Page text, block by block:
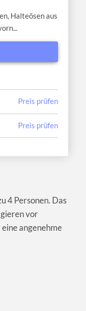
Halteösen aus
Preis prüfen
Preis prüfen
4 Personen. Das
vor
angenehme